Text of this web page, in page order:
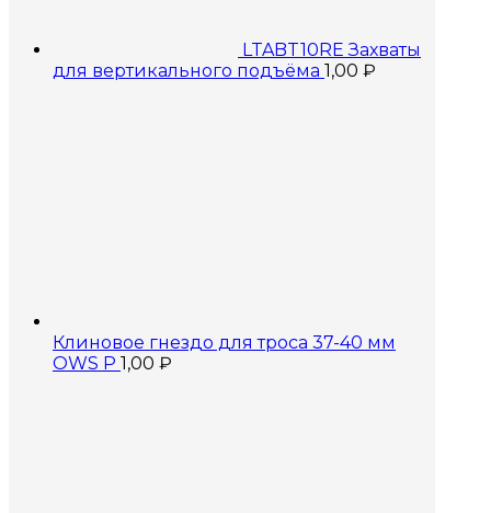
LTABT10RE Захваты
для вертикального подъёма 1,00 ₽
Клиновое гнездо для троса 37-40 мм
OWS P 1,00 ₽